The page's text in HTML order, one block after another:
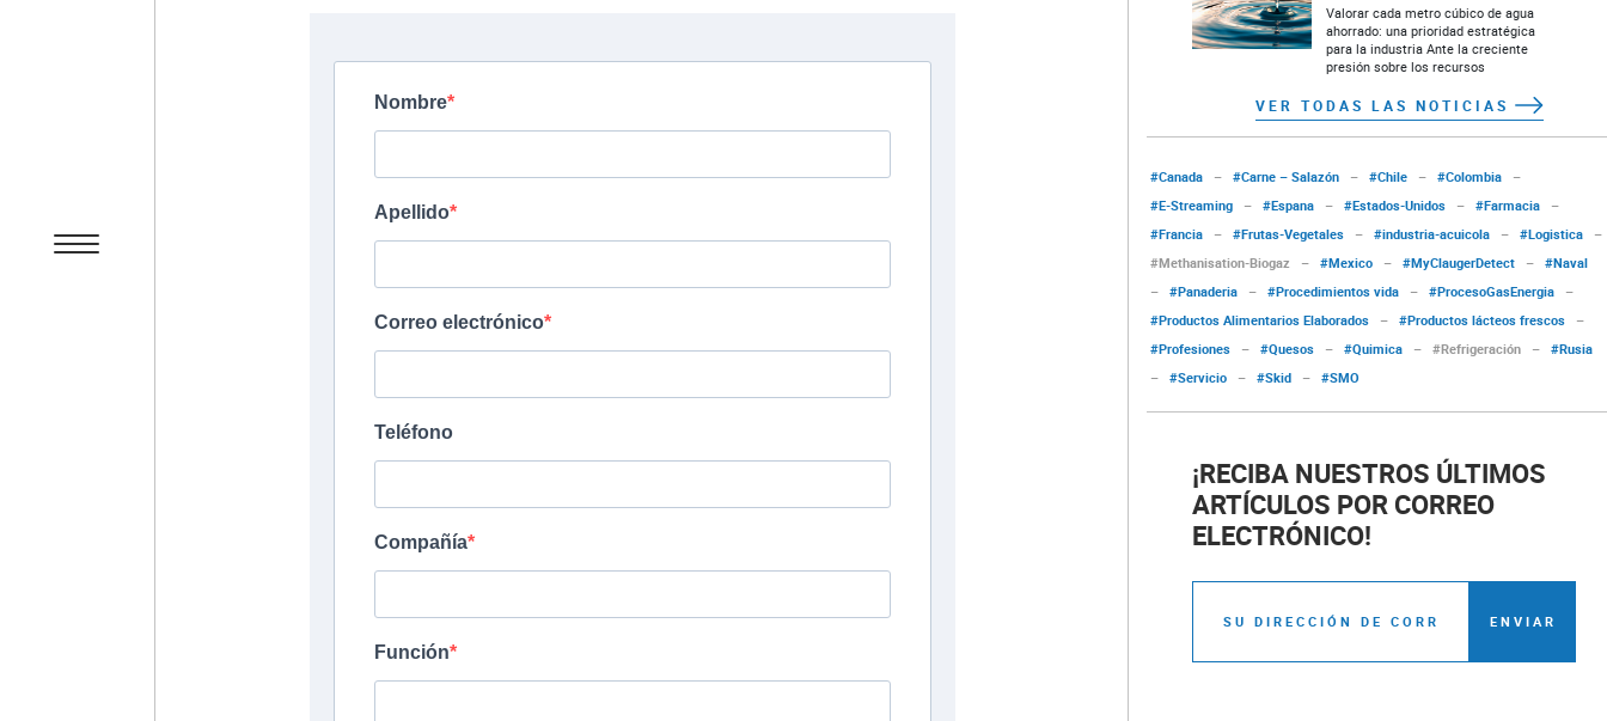
Valorar cada metro cúbico de agua
ahorrado: una prioridad estratégica
para la industria Ante la creciente
presión sobre los recursos
VER TODAS LAS NOTICIAS
#Canada – #Carne – Salazón – #Chile – #Colombia
–
#E-Streaming
– #Espana – #Estados-Unidos – #Farmacia
–
#Francia
– #Frutas-Vegetales – #industria-acuicola – #Logistica
–
#Methanisation-Biogaz
– #Mexico – #MyClaugerDetect –
#Naval
–
#Panaderia – #Procedimientos vida – #ProcesoGasEnergia
–
#Productos Alimentarios Elaborados
– #Productos lácteos frescos
–
#Profesiones
– #Quesos – #Quimica – #Refrigeración –
#Rusia
–
#Servicio – #Skid – #SMO
¡RECIBA NUESTROS ÚLTIMOS
ARTÍCULOS POR CORREO
ELECTRÓNICO!